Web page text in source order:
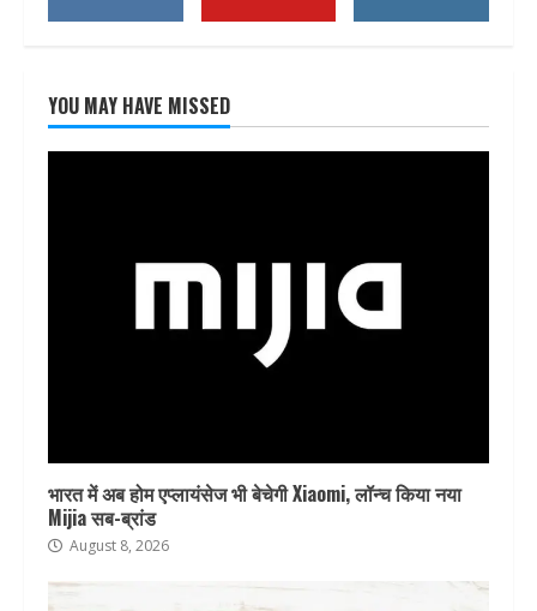
YOU MAY HAVE MISSED
भारत में अब होम एप्लायंसेज भी बेचेगी Xiaomi, लॉन्च किया नया
Mijia सब-ब्रांड
August 8, 2026